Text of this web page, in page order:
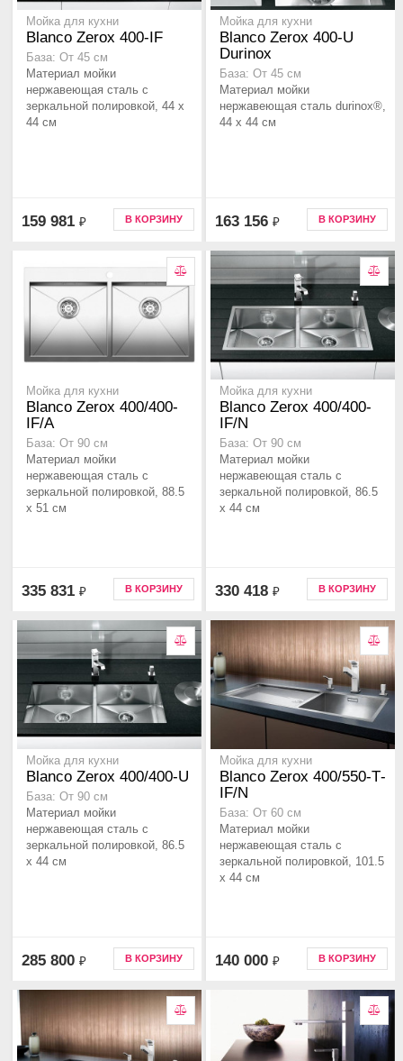
Мойка для кухни
Blanco Zerox 400-IF
База: От 45 см
Материал мойки
нержавеющая сталь с
зеркальной полировкой, 44 x
44 см
159 981 ₽ В КОРЗИНУ
Мойка для кухни
Blanco Zerox 400-U
Durinox
База: От 45 см
Материал мойки
нержавеющая сталь durinox®,
44 x 44 см
163 156 ₽ В КОРЗИНУ
Мойка для кухни
Blanco Zerox 400/400-
IF/A
База: От 90 см
Материал мойки
нержавеющая сталь с
зеркальной полировкой, 88.5
x 51 см
335 831 ₽ В КОРЗИНУ
Мойка для кухни
Blanco Zerox 400/400-
IF/N
База: От 90 см
Материал мойки
нержавеющая сталь с
зеркальной полировкой, 86.5
x 44 см
330 418 ₽ В КОРЗИНУ
Мойка для кухни
Blanco Zerox 400/400-U
База: От 90 см
Материал мойки
нержавеющая сталь с
зеркальной полировкой, 86.5
x 44 см
285 800 ₽ В КОРЗИНУ
Мойка для кухни
Blanco Zerox 400/550-Т-
IF/N
База: От 60 см
Материал мойки
нержавеющая сталь с
зеркальной полировкой, 101.5
x 44 см
140 000 ₽ В КОРЗИНУ